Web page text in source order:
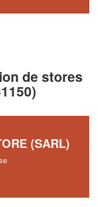
de stores
(SARL)